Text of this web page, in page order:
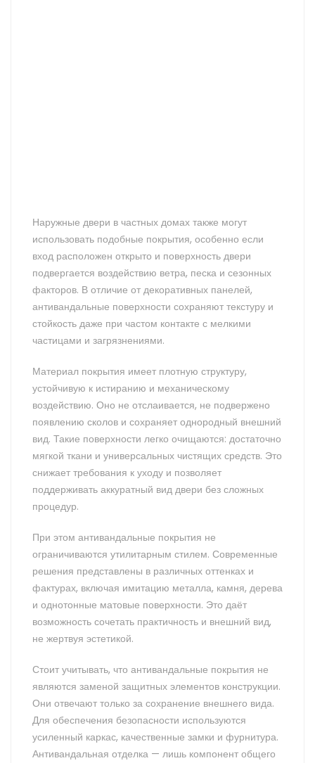
Наружные двери в частных домах также могут
использовать подобные покрытия, особенно если
вход расположен открыто и поверхность двери
подвергается воздействию ветра, песка и сезонных
факторов. В отличие от декоративных панелей,
антивандальные поверхности сохраняют текстуру и
стойкость даже при частом контакте с мелкими
частицами и загрязнениями.
Материал покрытия имеет плотную структуру,
устойчивую к истиранию и механическому
воздействию. Оно не отслаивается, не подвержено
появлению сколов и сохраняет однородный внешний
вид. Такие поверхности легко очищаются: достаточно
мягкой ткани и универсальных чистящих средств. Это
снижает требования к уходу и позволяет
поддерживать аккуратный вид двери без сложных
процедур.
При этом антивандальные покрытия не
ограничиваются утилитарным стилем. Современные
решения представлены в различных оттенках и
фактурах, включая имитацию металла, камня, дерева
и однотонные матовые поверхности. Это даёт
возможность сочетать практичность и внешний вид,
не жертвуя эстетикой.
Стоит учитывать, что антивандальные покрытия не
являются заменой защитных элементов конструкции.
Они отвечают только за сохранение внешнего вида.
Для обеспечения безопасности используются
усиленный каркас, качественные замки и фурнитура.
Антивандальная отделка — лишь компонент общего